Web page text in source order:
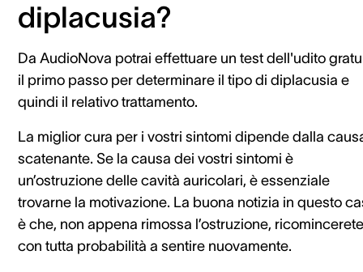
diplacusia?
Da AudioNova potrai effettuare un test dell'udito
il primo passo per determinare il tipo di diplacusia e
quindi il relativo trattamento.
La miglior cura per i vostri sintomi dipende dalla
scatenante. Se la causa dei vostri sintomi è
un’ostruzione delle cavità auricolari, è essenziale
trovarne la motivazione. La buona notizia in questo
è che, non appena rimossa l’ostruzione, ricomincerete
con tutta probabilità a sentire nuovamente.